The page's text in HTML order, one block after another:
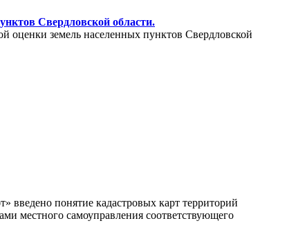
Свердловской области.
оценки земель населенных пунктов Свердловской
введено понятие кадастровых карт территорий
местного самоуправления соответствующего